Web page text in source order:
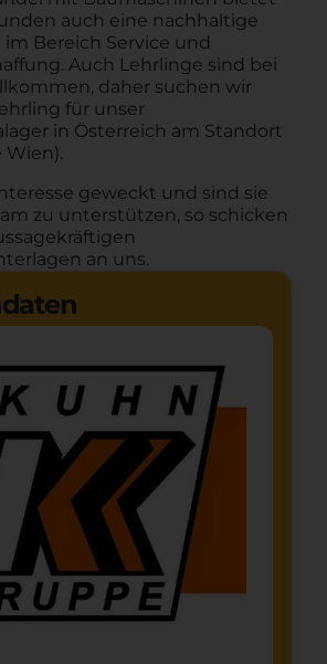
auch eine nachhaltige
Bereich Service und
Auch Lehrlinge sind bei
daher suchen wir
für unser
in Österreich am Standort
Wien).
geweckt und sind sie
zu unterstützen, so schicken
an uns.